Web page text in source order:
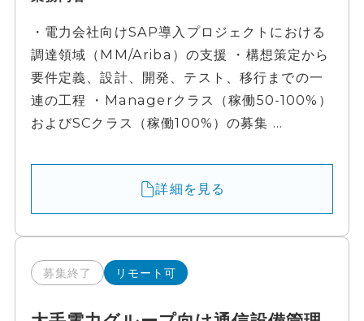
・電力会社向けSAP導入プロジェクトにおける
調達領域（MM/Ariba）の支援 ・構想策定から
要件定義、設計、開発、テスト、移行までの一
連の工程 ・Managerクラス（稼働50-100%）
およびSCクラス（稼働100%）の募集 ...
詳細を見る
募集終了 リモート可